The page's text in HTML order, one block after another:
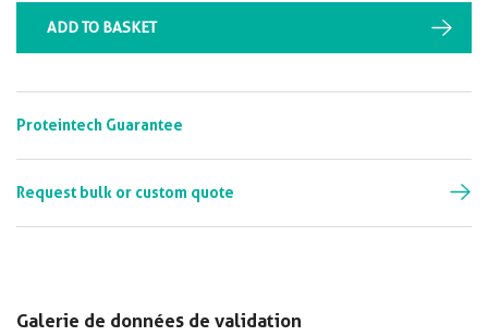
Galerie de données de validation
ADD TO BASKET
Proteintech Guarantee
Request bulk or custom quote